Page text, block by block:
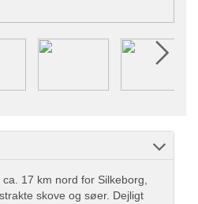
17 km nord for Silkeborg,
skove og søer. Dejligt